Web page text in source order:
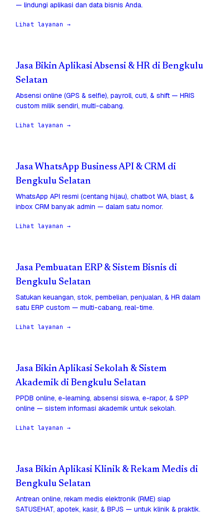
— lindungi aplikasi dan data bisnis Anda.
Lihat layanan →
Jasa Bikin Aplikasi Absensi & HR di Bengkulu
Selatan
Absensi online (GPS & selfie), payroll, cuti, & shift — HRIS
custom milik sendiri, multi-cabang.
Lihat layanan →
Jasa WhatsApp Business API & CRM di
Bengkulu Selatan
WhatsApp API resmi (centang hijau), chatbot WA, blast, &
inbox CRM banyak admin — dalam satu nomor.
Lihat layanan →
Jasa Pembuatan ERP & Sistem Bisnis di
Bengkulu Selatan
Satukan keuangan, stok, pembelian, penjualan, & HR dalam
satu ERP custom — multi-cabang, real-time.
Lihat layanan →
Jasa Bikin Aplikasi Sekolah & Sistem
Akademik di Bengkulu Selatan
PPDB online, e-learning, absensi siswa, e-rapor, & SPP
online — sistem informasi akademik untuk sekolah.
Lihat layanan →
Jasa Bikin Aplikasi Klinik & Rekam Medis di
Bengkulu Selatan
Antrean online, rekam medis elektronik (RME) siap
SATUSEHAT, apotek, kasir, & BPJS — untuk klinik & praktik.